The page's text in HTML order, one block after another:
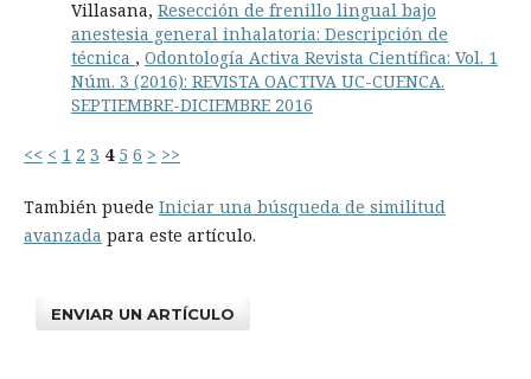
Villasana, Resección de frenillo lingual bajo
anestesia general inhalatoria: Descripción de
técnica , Odontología Activa Revista Científica: Vol. 1
Núm. 3 (2016): REVISTA OACTIVA UC-CUENCA.
SEPTIEMBRE-DICIEMBRE 2016
<< < 1 2 3 4 5 6 > >>
También puede Iniciar una búsqueda de similitud
avanzada para este artículo.
ENVIAR UN ARTÍCULO